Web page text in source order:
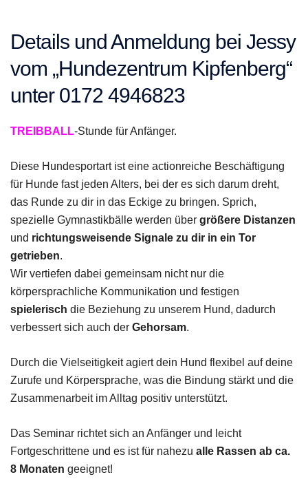
Details und Anmeldung bei Jessy
vom „Hundezentrum Kipfenberg“
unter 0172 4946823
TREIBBALL-Stunde für Anfänger.
Diese Hundesportart ist eine actionreiche Beschäftigung
für Hunde fast jeden Alters, bei der es sich darum dreht,
das Runde zu dir in das Eckige zu bringen. Sprich,
spezielle Gymnastikbälle werden über größere Distanzen
und richtungsweisende Signale zu dir in ein Tor
getrieben.
Wir vertiefen dabei gemeinsam nicht nur die
körpersprachliche Kommunikation und festigen
spielerisch die Beziehung zu unserem Hund, dadurch
verbessert sich auch der Gehorsam.
Durch die Vielseitigkeit agiert dein Hund flexibel auf deine
Zurufe und Körpersprache, was die Bindung stärkt und die
Zusammenarbeit im Alltag positiv unterstützt.
Das Seminar richtet sich an Anfänger und leicht
Fortgeschrittene und es ist für nahezu alle Rassen ab ca.
8 Monaten geeignet!